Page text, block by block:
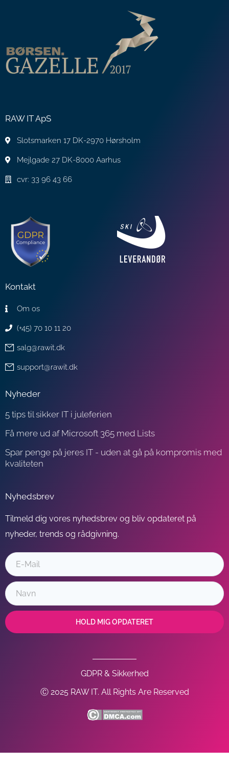
RAW IT ApS
Slotsmarken 17 DK-2970 Hørsholm
Mejlgade 27 DK-8000 Aarhus
cvr: 33 96 43 66
Kontakt
Om os
(+45) 70 10 11 20
salg@rawit.dk
support@rawit.dk
Nyheder
5 tips til sikker IT i juleferien
Få mere ud af Microsoft 365 med Lists
Spar penge på jeres IT - uden at gå på kompromis med
kvaliteten
Nyhedsbrev
Tilmeld dig vores nyhedsbrev og bliv opdateret på
nyheder, trends og rådgivning.
HOLD MIG OPDATERET
GDPR & Sikkerhed
Ⓒ 2025 RAW IT. All Rights Are Reserved